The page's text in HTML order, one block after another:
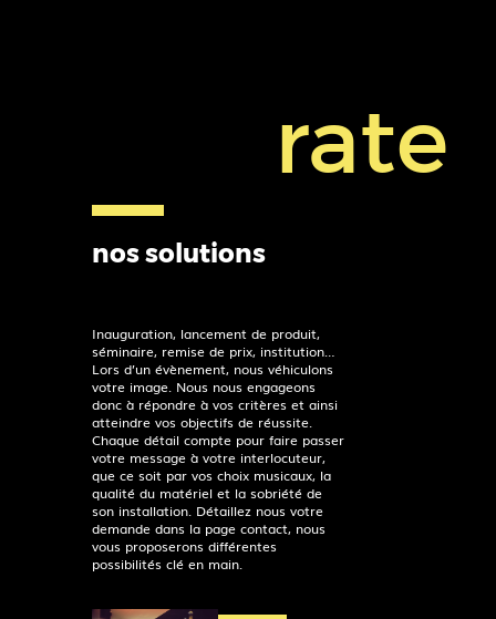
rate
nos solutions
Inauguration, lancement de produit,
séminaire, remise de prix, institution…
Lors d’un évènement, nous véhiculons
votre image. Nous nous engageons
donc à répondre à vos critères et ainsi
atteindre vos objectifs de réussite.
Chaque détail compte pour faire passer
votre message à votre interlocuteur,
que ce soit par vos choix musicaux, la
qualité du matériel et la sobriété de
son installation. Détaillez nous votre
demande dans la page contact, nous
vous proposerons différentes
possibilités clé en main.